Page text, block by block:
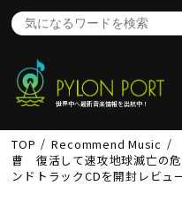
世界中へ最新音楽情報を出航中！
TOP Recommend Music
曹 復活して速攻地球滅亡の
ンドトラックCDを開封レビュ